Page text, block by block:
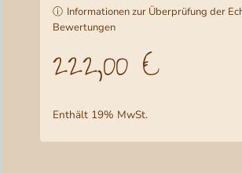
1
ⓘ Informationen zur Überprüfung der
Bewertungen
222,00 €
Enthält 19% MwSt.